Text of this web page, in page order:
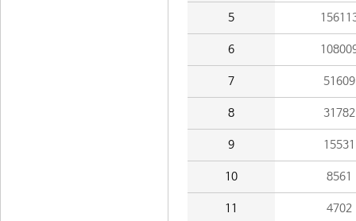
5
6
7 51609
8 31782
9 15531
10 8561
11 4702